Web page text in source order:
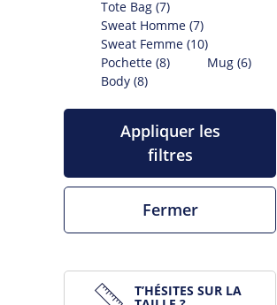
Tote Bag (7)
Sweat Homme (7)
Sweat Femme (10)
Pochette (8) Mug (6)
Body (8)
Appliquer les
filtres
Fermer
T’HÉSITES SUR LA